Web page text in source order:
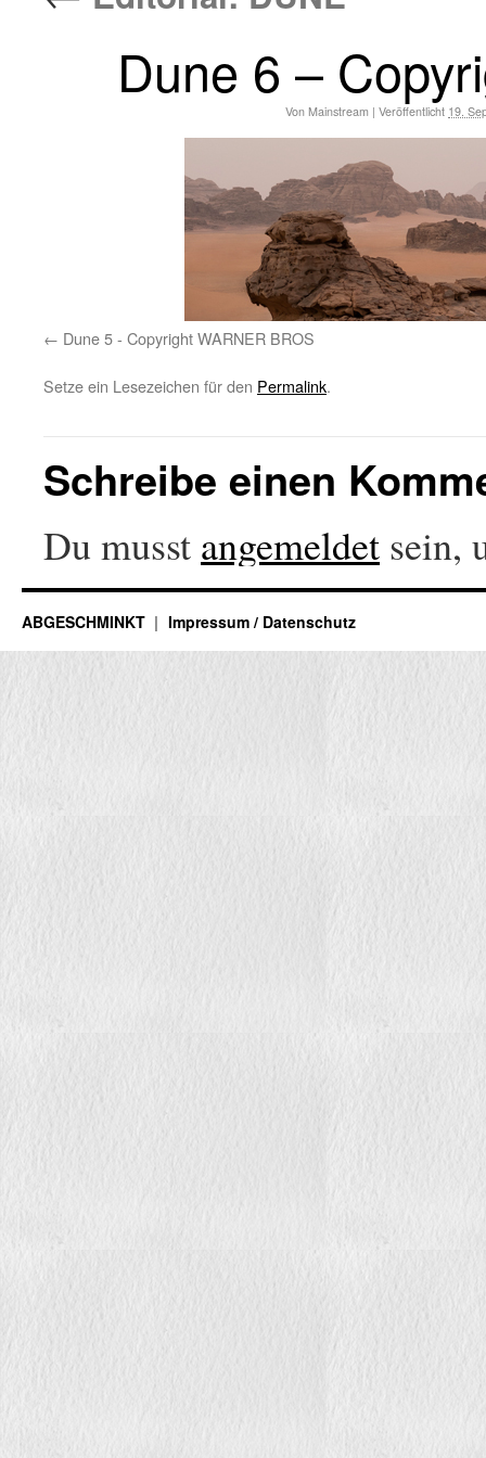
Dune 6 –
Von Mainstream | Veröffentlicht 19.
Dune 5 - Copyright WARNER BROS
Setze ein Lesezeichen für den Permalink.
Schreibe einen
Du musst angemeldet sein,
ABGESCHMINKT Impressum / Datenschutz